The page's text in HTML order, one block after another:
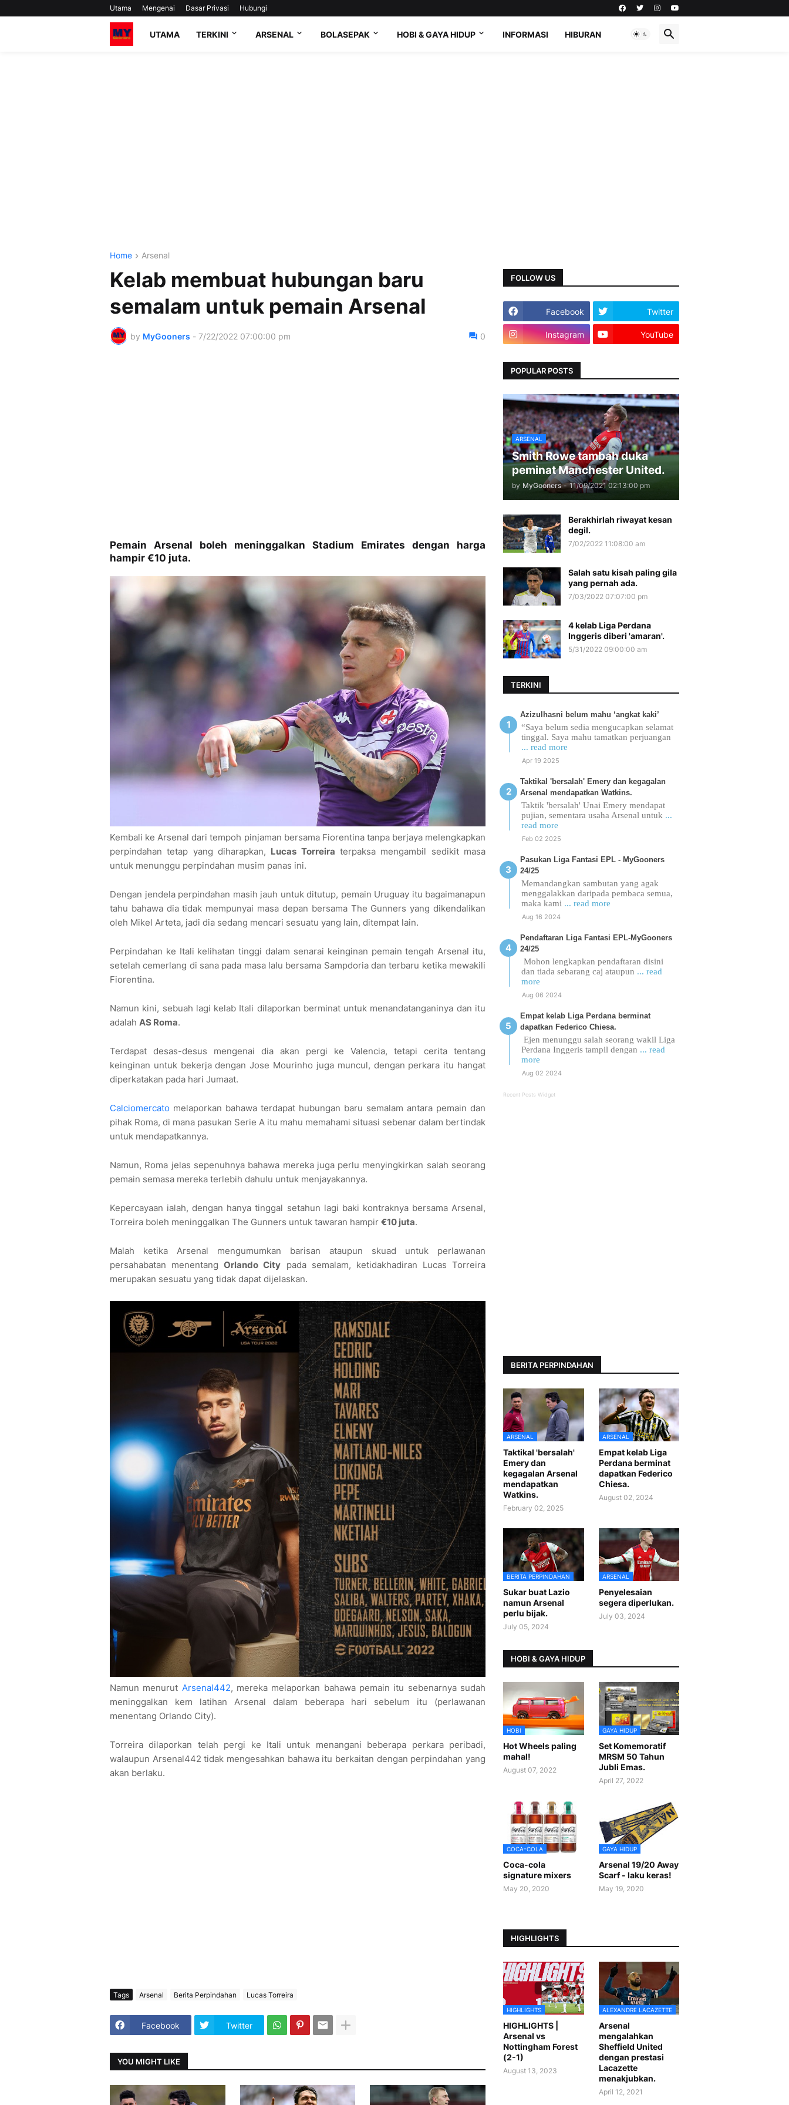
Utama Mengenai Dasar Privasi Hubungi
UTAMA TERKINI ARSENAL BOLASEPAK HOBI & GAYA HIDUP INFORMASI HIBURAN
Home Arsenal
Kelab membuat hubungan baru
semalam untuk pemain Arsenal
by MyGooners - 7/22/2022 07:00:00 pm 0
Pemain Arsenal boleh meninggalkan Stadium Emirates dengan harga
hampir €10 juta.
Kembali ke Arsenal dari tempoh pinjaman bersama Fiorentina tanpa berjaya melengkapkan
perpindahan tetap yang diharapkan, Lucas Torreira terpaksa mengambil sedikit masa
untuk menunggu perpindahan musim panas ini.
Dengan jendela perpindahan masih jauh untuk ditutup, pemain Uruguay itu bagaimanapun
tahu bahawa dia tidak mempunyai masa depan bersama The Gunners yang dikendalikan
oleh Mikel Arteta, jadi dia sedang mencari sesuatu yang lain, ditempat lain.
Perpindahan ke Itali kelihatan tinggi dalam senarai keinginan pemain tengah Arsenal itu,
setelah cemerlang di sana pada masa lalu bersama Sampdoria dan terbaru ketika mewakili
Fiorentina.
Namun kini, sebuah lagi kelab Itali dilaporkan berminat untuk menandatanganinya dan itu
adalah AS Roma.
Terdapat desas-desus mengenai dia akan pergi ke Valencia, tetapi cerita tentang
keinginan untuk bekerja dengan Jose Mourinho juga muncul, dengan perkara itu hangat
diperkatakan pada hari Jumaat.
Calciomercato melaporkan bahawa terdapat hubungan baru semalam antara pemain dan
pihak Roma, di mana pasukan Serie A itu mahu memahami situasi sebenar dalam bertindak
untuk mendapatkannya.
Namun, Roma jelas sepenuhnya bahawa mereka juga perlu menyingkirkan salah seorang
pemain semasa mereka terlebih dahulu untuk menjayakannya.
Kepercayaan ialah, dengan hanya tinggal setahun lagi baki kontraknya bersama Arsenal,
Torreira boleh meninggalkan The Gunners untuk tawaran hampir €10 juta.
Malah ketika Arsenal mengumumkan barisan ataupun skuad untuk perlawanan
persahabatan menentangOrlando City pada semalam, ketidakhadiran Lucas Torreira
merupakan sesuatu yang tidak dapat dijelaskan.
Namun menurut Arsenal442, mereka melaporkan bahawa pemain itu sebenarnya sudah
meninggalkan kem latihan Arsenal dalam beberapa hari sebelum itu (perlawanan
menentang Orlando City).
Torreira dilaporkan telah pergi ke Itali untuk menangani beberapa perkara peribadi,
walaupun Arsenal442 tidak mengesahkan bahawa itu berkaitan dengan perpindahan yang
akan berlaku.
Tags Arsenal Berita Perpindahan Lucas Torreira
Facebook Twitter
YOU MIGHT LIKE
FOLLOW US
Facebook Twitter
Instagram YouTube
POPULAR POSTS
ARSENAL
Smith Rowe tambah duka
peminat Manchester United.
by MyGooners - 11/09/2021 02:13:00 pm
Berakhirlah riwayat kesan
degil.
7/02/2022 11:08:00 am
Salah satu kisah paling gila
yang pernah ada.
7/03/2022 07:07:00 pm
4 kelab Liga Perdana
Inggeris diberi 'amaran'.
5/31/2022 09:00:00 am
TERKINI
Azizulhasni belum mahu ‘angkat kaki’
“Saya belum sedia mengucapkan selamat
tinggal. Saya mahu tamatkan perjuangan
... read more
Apr 19 2025
Taktikal 'bersalah' Emery dan kegagalan
Arsenal mendapatkan Watkins.
Taktik 'bersalah' Unai Emery mendapat
pujian, sementara usaha Arsenal untuk ...
read more
Feb 02 2025
Pasukan Liga Fantasi EPL - MyGooners
24/25
Memandangkan sambutan yang agak
menggalakkan daripada pembaca semua,
maka kami ... read more
Aug 16 2024
Pendaftaran Liga Fantasi EPL-MyGooners
24/25
Mohon lengkapkan pendaftaran disini
dan tiada sebarang caj ataupun ... read
more
Aug 06 2024
Empat kelab Liga Perdana berminat
dapatkan Federico Chiesa.
Ejen menunggu salah seorang wakil Liga
Perdana Inggeris tampil dengan ... read
more
Aug 02 2024
Recent Posts Widget
BERITA PERPINDAHAN
ARSENAL
Taktikal 'bersalah'
Emery dan
kegagalan Arsenal
mendapatkan
Watkins.
February 02, 2025
ARSENAL
Empat kelab Liga
Perdana berminat
dapatkan Federico
Chiesa.
August 02, 2024
BERITA PERPINDAHAN
Sukar buat Lazio
namun Arsenal
perlu bijak.
July 05, 2024
ARSENAL
Penyelesaian
segera diperlukan.
July 03, 2024
HOBI & GAYA HIDUP
HOBI
Hot Wheels paling
mahal!
August 07, 2022
GAYA HIDUP
Set Komemoratif
MRSM 50 Tahun
Jubli Emas.
April 27, 2022
COCA-COLA
Coca-cola
signature mixers
May 20, 2020
GAYA HIDUP
Arsenal 19/20 Away
Scarf - laku keras!
May 19, 2020
HIGHLIGHTS
HIGHLIGHTS
HIGHLIGHTS |
Arsenal vs
Nottingham Forest
(2-1)
August 13, 2023
ALEXANDRE LACAZETTE
Arsenal
mengalahkan
Sheffield United
dengan prestasi
Lacazette
menakjubkan.
April 12, 2021